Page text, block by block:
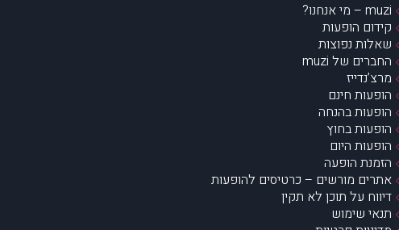
muzi – מי אנחנו?
קידום הופעות
שאלות נפוצות
החברים של muzi
מרצ’נדייז
הופעות חינם
הופעות בהנחה
הופעות בחוץ
הופעות היום
הזמנת הופעה
אתרים מורשים – כרטיסים להופעות
דיווח על תוכן לא תקין
תנאי שימוש